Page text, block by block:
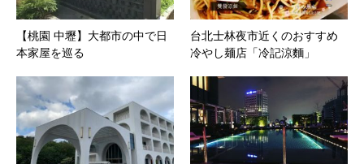
【桃園 中壢】大都市の中で日
本家屋を巡る
台北士林夜市近くのおすすめ
冷やし麺店「冷記涼麵」